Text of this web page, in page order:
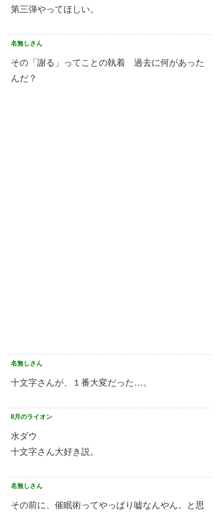
第三弾やってほしい。
名無しさん
その「謝る」ってことの執着 過去に何があった
んだ？
名無しさん
十文字さんが、１番大変だった…。
8月のライオン
水ダウ
十文字さん大好き説。
名無しさん
その前に、催眠術ってやっぱり嘘なんやん。と思